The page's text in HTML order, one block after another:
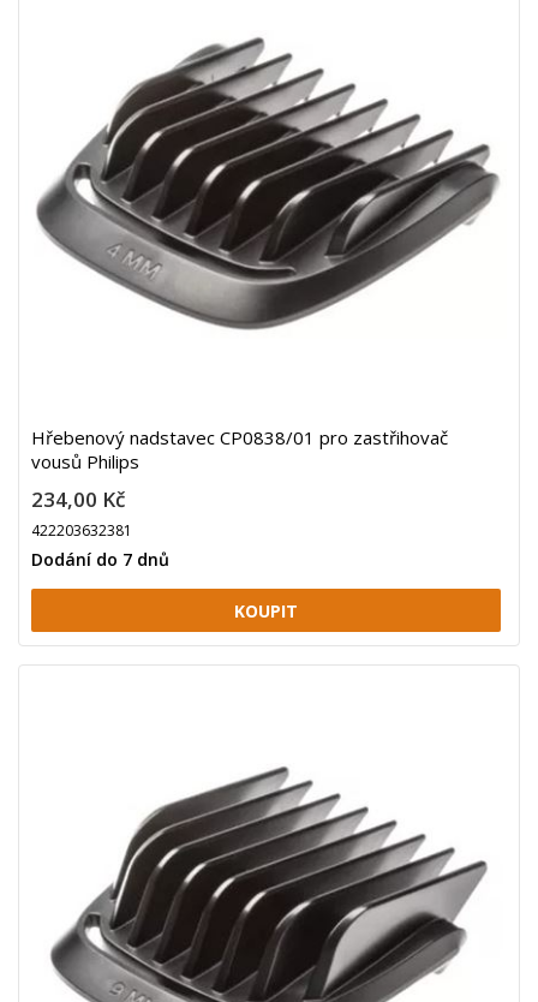
Hřebenový nadstavec CP0838/01 pro zastřihovač
vousů Philips
234,00 Kč
422203632381
Dodání do 7 dnů